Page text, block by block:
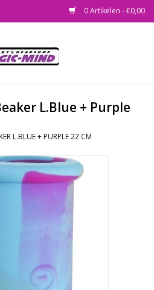
0 Artikelen - €0,00
L.Blue + Purple
L.BLUE + PURPLE 22 CM